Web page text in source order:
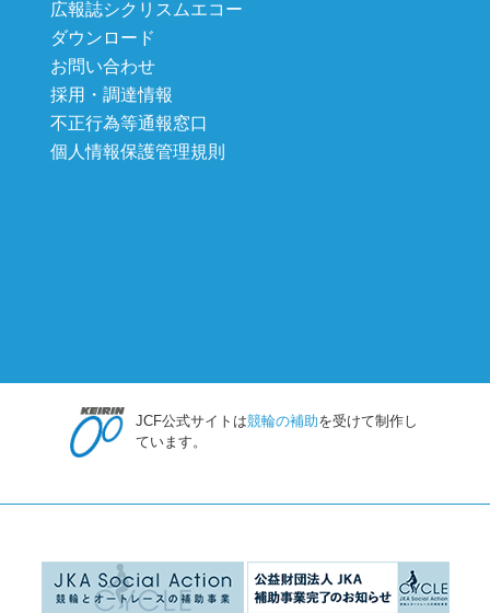
広報誌シクリスムエコー
ダウンロード
お問い合わせ
採用・調達情報
不正行為等通報窓口
個人情報保護管理規則
JCF公式サイトは競輪の補助を受けて制作し
ています。